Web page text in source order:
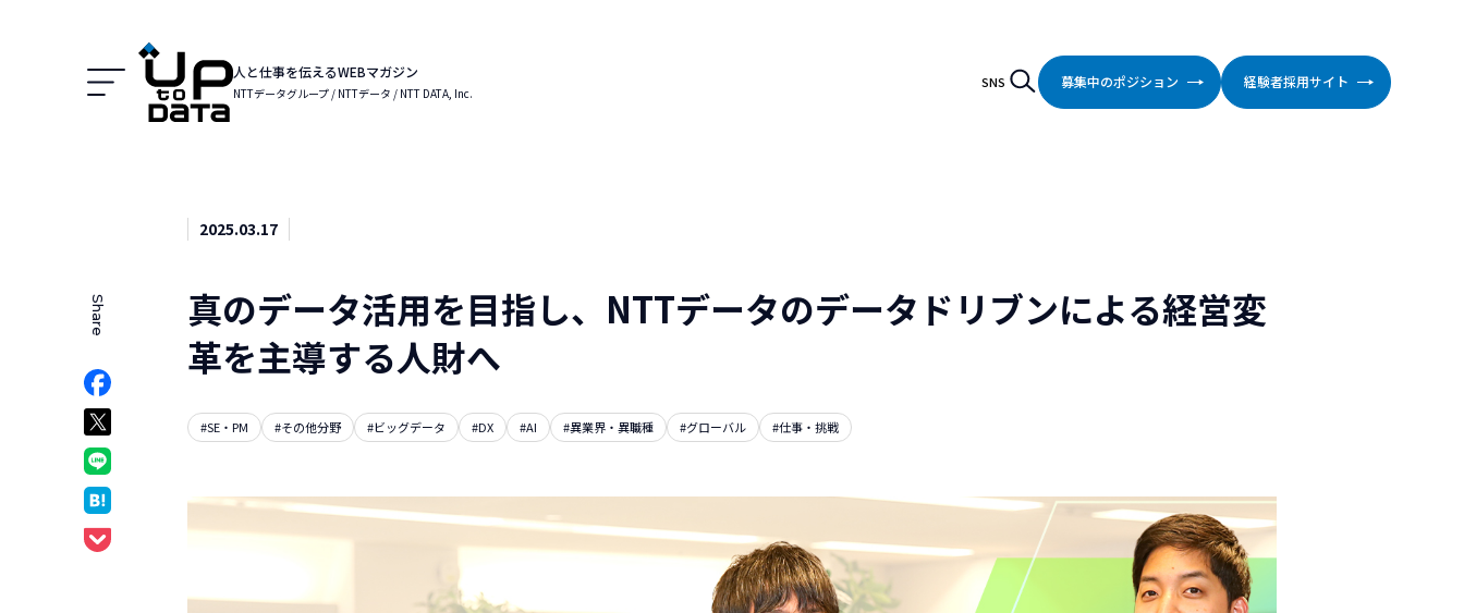
人と仕事を伝えるWEBマガジン
NTTデータグループ / NTTデータ / NTT DATA, Inc.
Menu
SNS 検索
Search
募集中のポジション 経験者採用サイト
2025.03.17
真のデータ活用を目指し、NTTデータのデータドリブンによる経営変
革を主導する人財へ
#SE・PM #その他分野 #ビッグデータ #DX #AI #異業界・異職種 #グローバル #仕事・挑戦
Share
Xでシェア
はてなブックマークでシェア
ークでシェア